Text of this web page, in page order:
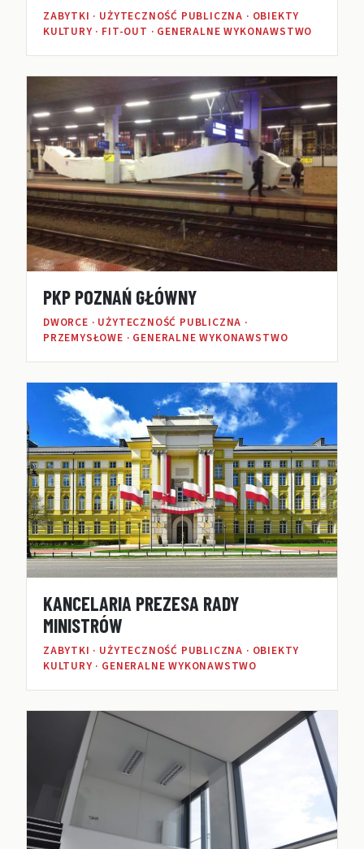
ZABYTKI · UŻYTECZNOŚĆ PUBLICZNA · OBIEKTY
KULTURY · FIT-OUT · GENERALNE WYKONAWSTWO
PKP POZNAŃ GŁÓWNY
DWORCE · UŻYTECZNOŚĆ PUBLICZNA ·
PRZEMYSŁOWE · GENERALNE WYKONAWSTWO
KANCELARIA PREZESA RADY
MINISTRÓW
ZABYTKI · UŻYTECZNOŚĆ PUBLICZNA · OBIEKTY
KULTURY · GENERALNE WYKONAWSTWO